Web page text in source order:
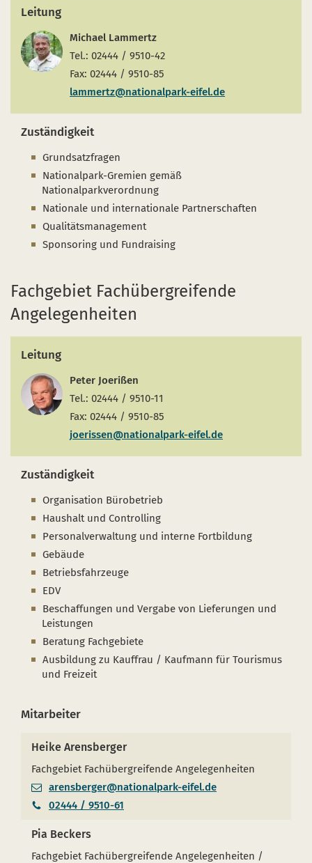
Naturentwicklung
Absterbende Fichten machen Platz für heimische
Der Wolf kehrt zurück
Kinder, Jugendliche und Familien
Schulen und Kitas
Barrierefrei unterwegs
Sternenpark
Erlebnisregion Nationalpark Eifel
Start- und Treffpunkte
Nationalpark-Kitas
Bücher und Karten
Kurzfilme
Afrikanische Schweinepest
neuen Fenster)
in einem neuen Fenster)
sich in einem neuen Fenster)
Leitung
Michael Lammertz
Tel.: 02444 / 9510-42
Fax: 02444 / 9510-85
lammertz@nationalpark-eifel.de
Zuständigkeit
Grundsatzfragen
Nationalpark-Gremien gemäß
Nationalparkverordnung
Nationale und internationale Partnerschaften
Qualitätsmanagement
Sponsoring und Fundraising
Fachgebiet Fachübergreifende
Angelegenheiten
Leitung
Peter Joerißen
Tel.: 02444 / 9510-11
Fax: 02444 / 9510-85
joerissen@nationalpark-eifel.de
Zuständigkeit
Organisation Bürobetrieb
Haushalt und Controlling
Personalverwaltung und interne Fortbildung
Gebäude
Betriebsfahrzeuge
EDV
Beschaffungen und Vergabe von Lieferungen und
Leistungen
Beratung Fachgebiete
Ausbildung zu Kauffrau / Kaufmann für Tourismus
und Freizeit
Mitarbeiter
Heike Arensberger
Fachgebiet Fachübergreifende Angelegenheiten
arensberger@nationalpark-eifel.de
02444 / 9510-61
Pia Beckers
Fachgebiet Fachübergreifende Angelegenheiten /